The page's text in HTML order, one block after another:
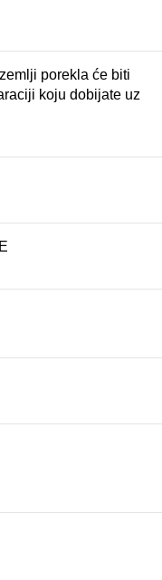
porekla će biti
koju dobijate uz